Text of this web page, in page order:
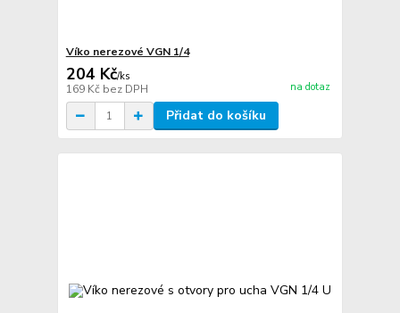
Víko nerezové VGN 1/4
204 Kč/ks
169 Kč bez DPH na dotaz
Přidat do košíku